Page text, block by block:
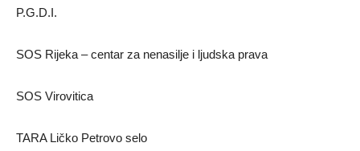
P.G.D.I.
SOS Rijeka – centar za nenasilje i ljudska prava
SOS Virovitica
TARA Ličko Petrovo selo